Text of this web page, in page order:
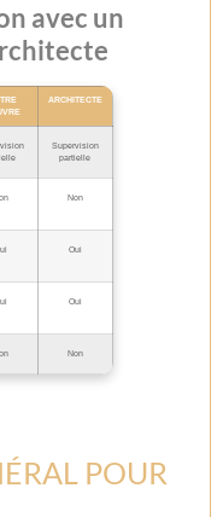
avec un
ARCHITECTE
Supervision
partielle
Non
Oui
Oui
Non
POUR